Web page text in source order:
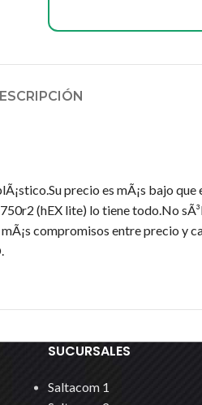
precio es mÃ¡s bajo
(hEX lite) lo tiene todo.No
compromisos entre precio y
SUCURSALES
Saltacom 1